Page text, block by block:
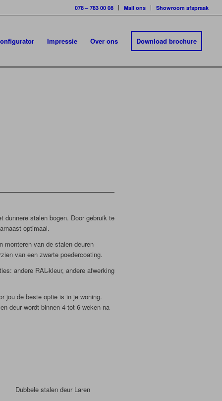
078 – 783 00 08 Mail ons Showroom afspraak
Impressie Over ons Download brochure
dunnere stalen bogen. Door gebruik te
optimaal.
monteren van de stalen deuren
van een zwarte poedercoating.
andere RAL-kleur, andere afwerking
jou de beste optie is in je woning.
deur wordt binnen 4 tot 6 weken na